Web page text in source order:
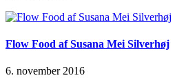
Flow Food af Susana Mei Silverhøj
6. november 2016